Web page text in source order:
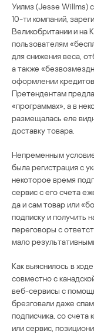
Уилмз (Jesse Willms)
10-ти компаний,
Великобритании и на
пользователям
для снижения веса,
а также
оформлении
Претендентам
«программах», а в
размещалась еле
доставку товара.
Непременным
была регистрация с
некоторое время
сервис с его счета
да и сам товар или
подписку и получить
переговоры с
мало
Как выяснилось в
совместно с
веб-сервисы с
брезговали даже
подписчика, со счета
или сервис,